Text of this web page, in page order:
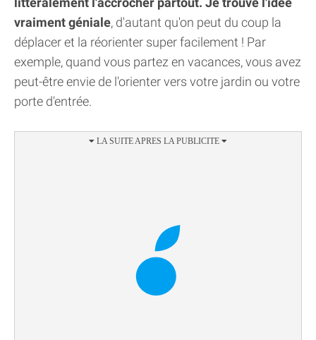
vraiment géniale, d'autant qu'on peut du coup la
déplacer et la réorienter super facilement ! Par
exemple, quand vous partez en vacances, vous avez
peut-être envie de l'orienter vers votre jardin ou votre
porte d'entrée.